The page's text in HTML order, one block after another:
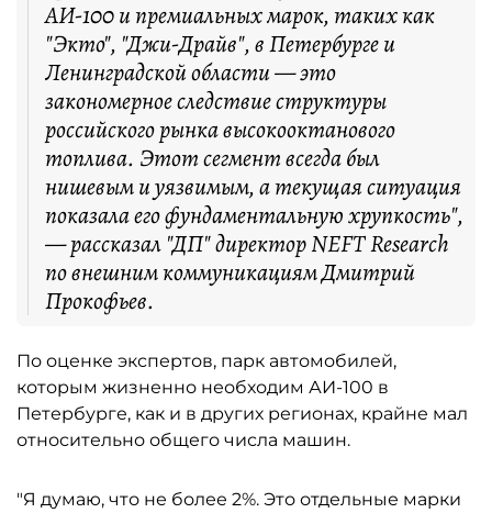
АИ-100 и премиальных марок, таких как
"Экто", "Джи-Драйв", в Петербурге и
Ленинградской области — это
закономерное следствие структуры
российского рынка высокооктанового
топлива. Этот сегмент всегда был
нишевым и уязвимым, а текущая ситуация
показала его фундаментальную хрупкость",
— рассказал "ДП" директор NEFT Research
по внешним коммуникациям Дмитрий
Прокофьев.
По оценке экспертов, парк автомобилей,
которым жизненно необходим АИ-100 в
Петербурге, как и в других регионах, крайне мал
относительно общего числа машин.
"Я думаю, что не более 2%. Это отдельные марки